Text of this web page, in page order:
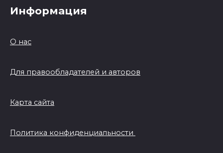
Информация
О нас
Для правообладателей и авторов
Карта сайта
Политика конфиденциальности